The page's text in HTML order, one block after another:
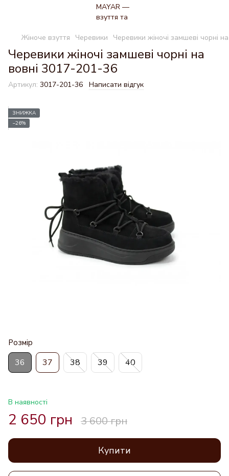
Жіноче взуття Черевики Черевики жіночі замшеві чорні
Черевики жіночі замшеві чорні на
вовні 3017-201-36
Артикул: 3017-201-36 Написати відгук
ЗНИЖКА
−26%
Розмір
36 37 38 39 40
В наявності
2 650 грн 3 600 грн
Купити